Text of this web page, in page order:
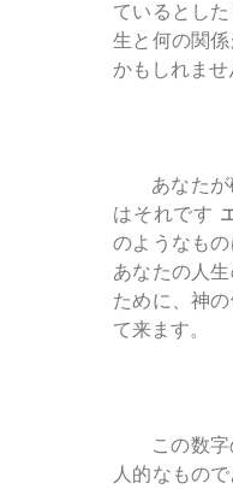
ているとし
生と何の関
かもしれませ
あなた
はそれです
のようなも
あなたの人
ために、神
て来ます。
この数
人的なもの